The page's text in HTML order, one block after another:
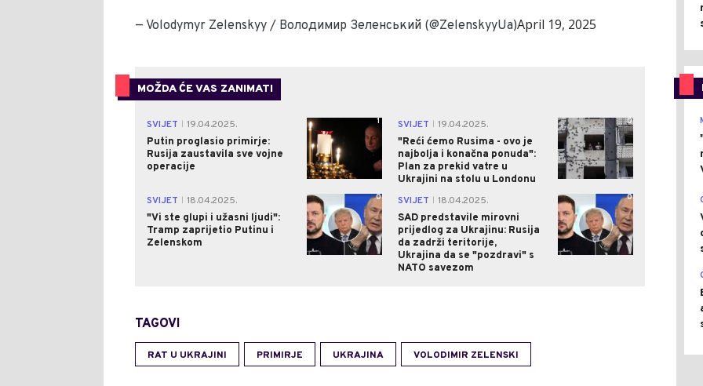
— Volodymyr Zelenskyy / Володимир Зеленський (@ZelenskyyUa)April 19, 2025
MOŽDA ĆE VAS ZANIMATI
SVIJET
19.04.2025.
Putin proglasio primirje:
Rusija zaustavila sve vojne
operacije
1 SVIJET
19.04.2025.
"Reći ćemo Rusima - ovo je
najbolja i konačna ponuda":
Plan za prekid vatre u
Ukrajini na stolu u Londonu
0
SVIJET
18.04.2025.
"Vi ste glupi i užasni ljudi":
Tramp zaprijetio Putinu i
Zelenskom
0 SVIJET
18.04.2025.
SAD predstavile mirovni
prijedlog za Ukrajinu: Rusija
da zadrži teritorije,
Ukrajina da se "pozdravi" s
NATO savezom
0
TAGOVI
RAT U UKRAJINI PRIMIRJE UKRAJINA VOLODIMIR ZELENSKI